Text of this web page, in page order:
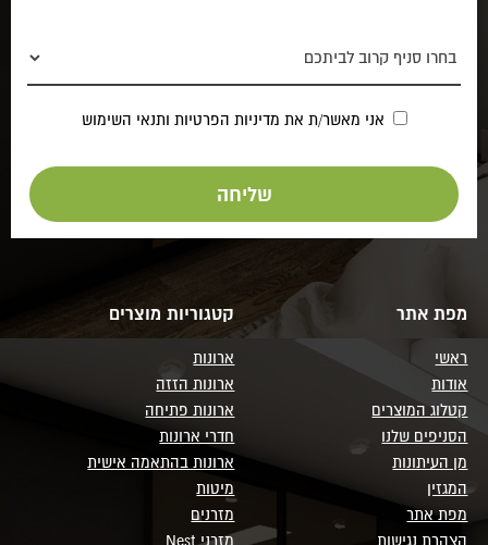
אני מאשר/ת את מדיניות הפרטיות ותנאי השימוש
מפת אתר
ראשי
אודות
קטלוג המוצרים
הסניפים שלנו
מן העיתונות
המגזין
מפת אתר
הצהרת נגישות
קטגוריות מוצרים
ארונות
ארונות הזזה
ארונות פתיחה
חדרי ארונות
ארונות בהתאמה אישית
מיטות
מזרנים
מזרני Nest